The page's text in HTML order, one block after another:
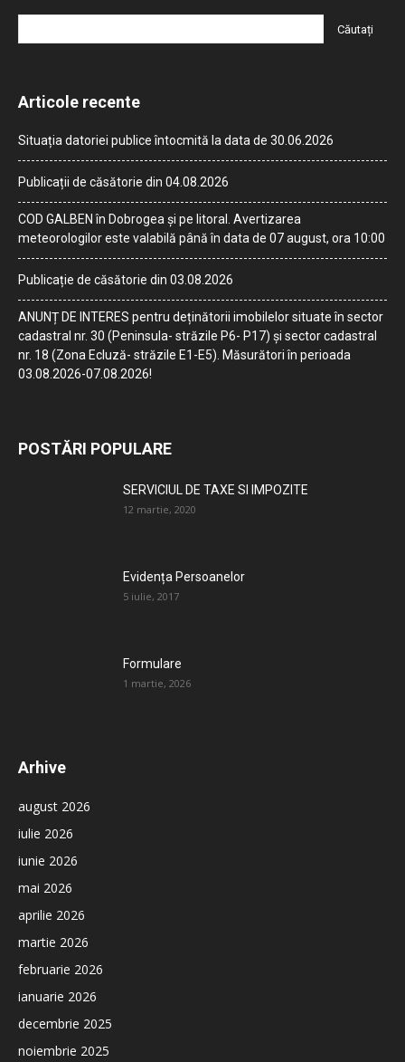
Articole recente
Situația datoriei publice întocmită la data de 30.06.2026
Publicații de căsătorie din 04.08.2026
COD GALBEN în Dobrogea și pe litoral. Avertizarea
meteorologilor este valabilă până în data de 07 august, ora 10:00
Publicație de căsătorie din 03.08.2026
ANUNȚ DE INTERES pentru deținătorii imobilelor situate în sector
cadastral nr. 30 (Peninsula- străzile P6- P17) și sector cadastral
nr. 18 (Zona Ecluză- străzile E1-E5). Măsurători în perioada
03.08.2026-07.08.2026!
POSTĂRI POPULARE
SERVICIUL DE TAXE SI IMPOZITE
12 martie, 2020
Evidența Persoanelor
5 iulie, 2017
Formulare
1 martie, 2026
Arhive
august 2026
iulie 2026
iunie 2026
mai 2026
aprilie 2026
martie 2026
februarie 2026
ianuarie 2026
decembrie 2025
noiembrie 2025